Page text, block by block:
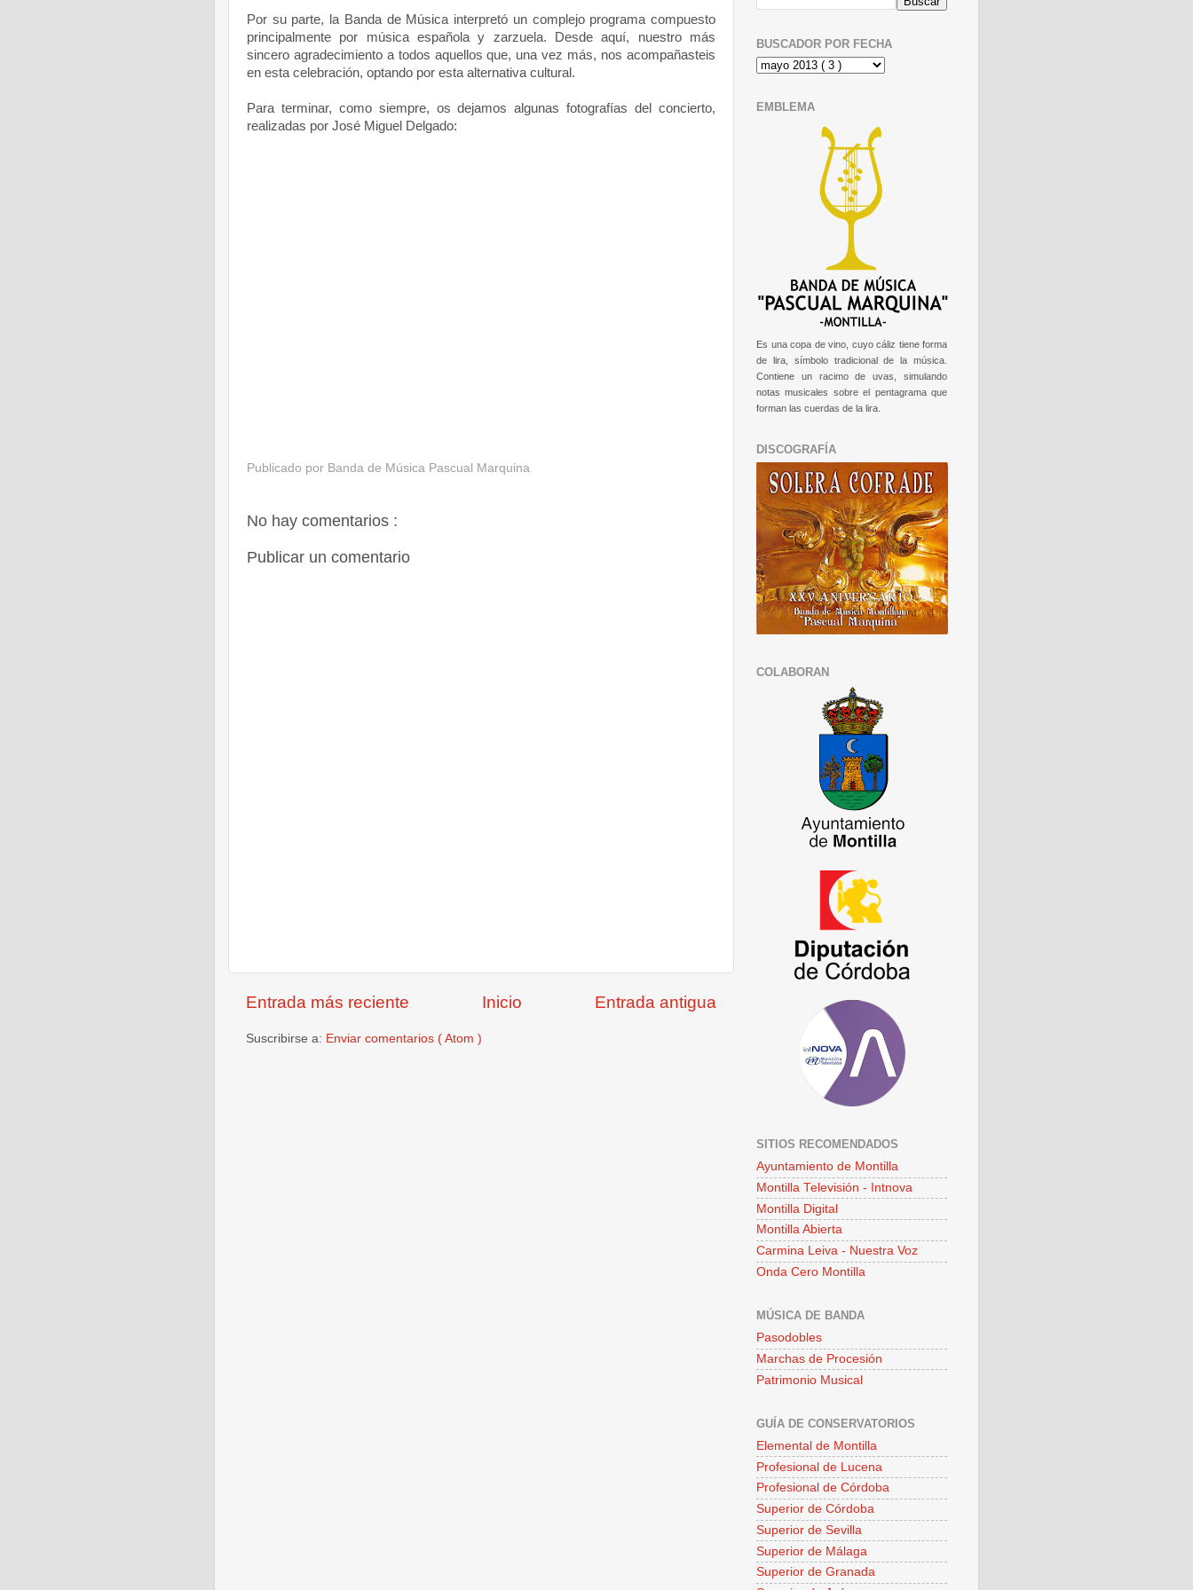
Por su parte, la Banda de Música interpretó un complejo programa compuesto
principalmente por música española y zarzuela. Desde aquí, nuestro más
sincero agradecimiento a todos aquellos que, una vez más, nos acompañasteis
en esta celebración, optando por esta alternativa cultural.
Para terminar, como siempre, os dejamos algunas fotografías del concierto,
realizadas por José Miguel Delgado:
Publicado por Banda de Música Pascual Marquina
No hay comentarios :
Publicar un comentario
Entrada más reciente Entrada antigua
Inicio
Suscribirse a: Enviar comentarios ( Atom )
BUSCADOR POR FECHA
EMBLEMA
Es una copa de vino, cuyo cáliz tiene forma
de lira, símbolo tradicional de la música.
Contiene un racimo de uvas, simulando
notas musicales sobre el pentagrama que
forman las cuerdas de la lira.
DISCOGRAFÍA
COLABORAN
SITIOS RECOMENDADOS
Ayuntamiento de Montilla
Montilla Televisión - Intnova
Montilla Digital
Montilla Abierta
Carmina Leiva - Nuestra Voz
Onda Cero Montilla
MÚSICA DE BANDA
Pasodobles
Marchas de Procesión
Patrimonio Musical
GUÍA DE CONSERVATORIOS
Elemental de Montilla
Profesional de Lucena
Profesional de Córdoba
Superior de Córdoba
Superior de Sevilla
Superior de Málaga
Superior de Granada